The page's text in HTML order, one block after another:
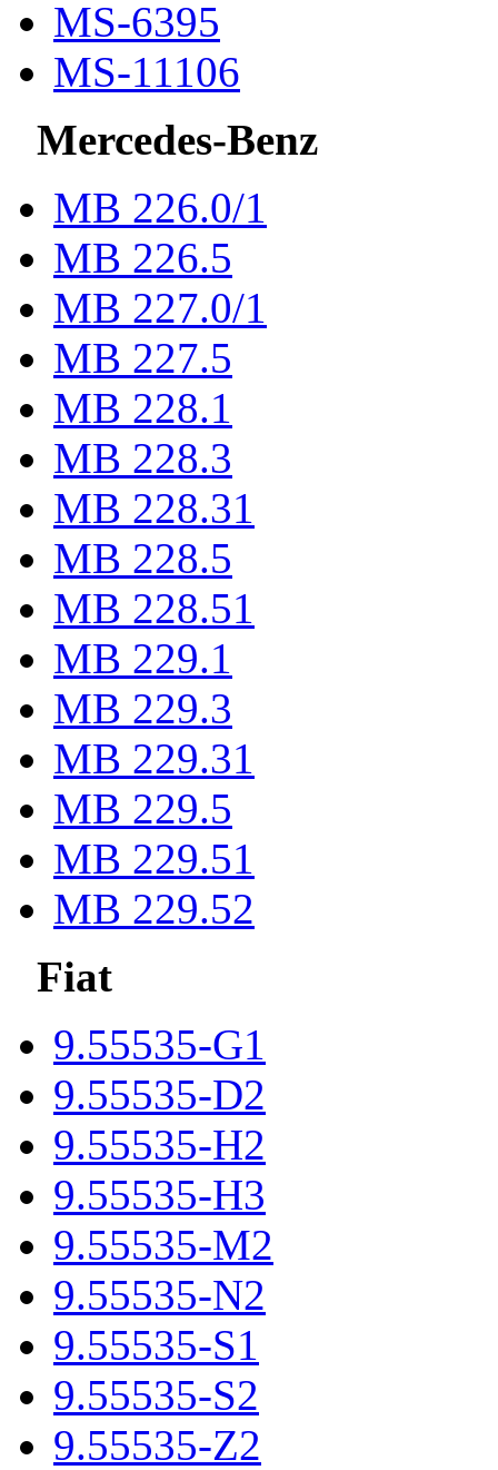
MS-6395
MS-11106
Mercedes-Benz
МВ 226.0/1
МВ 226.5
МВ 227.0/1
МВ 227.5
MB 228.1
MB 228.3
MB 228.31
MB 228.5
MB 228.51
MB 229.1
MB 229.3
MB 229.31
MB 229.5
MB 229.51
MB 229.52
Fiat
9.55535-G1
9.55535-D2
9.55535-H2
9.55535-H3
9.55535-M2
9.55535-N2
9.55535-S1
9.55535-S2
9.55535-Z2